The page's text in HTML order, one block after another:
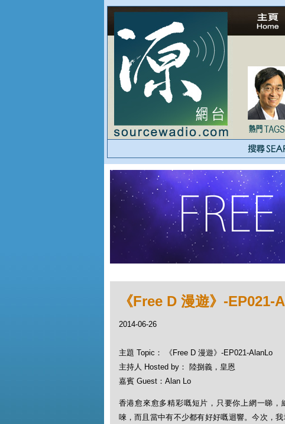
《Free D 漫遊》-EP021-
2014-06-26
主題 Topic： 《Free D 漫遊》-EP021-AlanLo
主持人 Hosted by： 陸捌義，皇恩
嘉賓 Guest：Alan Lo
香港愈來愈多精彩嘅短片，只要你上網一睇，
唻，而且當中有不少都有好好嘅迴響。今次，